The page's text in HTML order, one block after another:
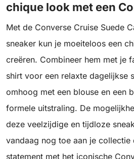
chique look met een
Met de Converse Cruise Suede
sneaker kun je moeiteloos een
creëren. Combineer hem met je
shirt voor een relaxte dagelijkse
omhoog met een blouse en een
formele uitstraling. De
deze veelzijdige en tijdloze
vandaag nog toe aan je collectie
statement met het iconische